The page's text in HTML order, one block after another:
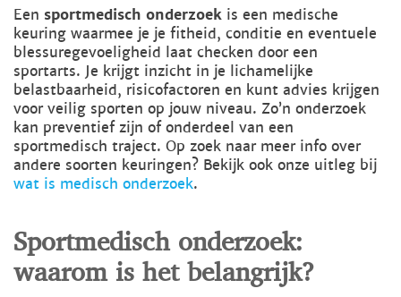
Een sportmedisch onderzoek is een medische
keuring waarmee je je fitheid, conditie en eventuele
blessuregevoeligheid laat checken door een
sportarts. Je krijgt inzicht in je lichamelijke
belastbaarheid, risicofactoren en kunt advies krijgen
voor veilig sporten op jouw niveau. Zo’n onderzoek
kan preventief zijn of onderdeel van een
sportmedisch traject. Op zoek naar meer info over
andere soorten keuringen? Bekijk ook onze uitleg bij
wat is medisch onderzoek.
Sportmedisch onderzoek:
waarom is het belangrijk?